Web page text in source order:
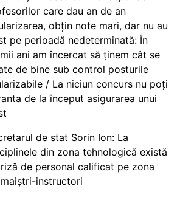
care dau an de an
obțin note mari, dar nu au
pe perioadă nedeterminată: În
ani am încercat să ținem cât se
de bine sub control posturile
/ La niciun concurs nu poți
de la început asigurarea unui
de stat Sorin Ion: La
din zona tehnologică există
de personal calificat pe zona
instructori